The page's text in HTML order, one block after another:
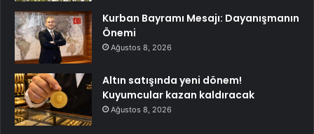
Kurban Bayramı Mesajı: Dayanışmanın
Önemi
Ağustos 8, 2026
Altın satışında yeni dönem!
Kuyumcular kazan kaldıracak
Ağustos 8, 2026